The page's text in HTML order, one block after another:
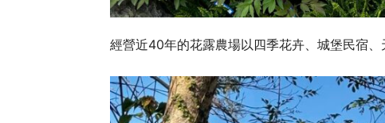
經營近40年的花露農場以四季花卉、城堡民宿、